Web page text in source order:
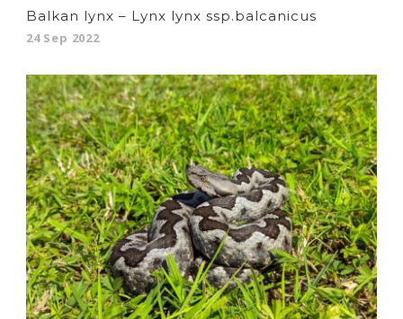
Balkan lynx – Lynx lynx ssp.balcanicus
24 Sep 2022